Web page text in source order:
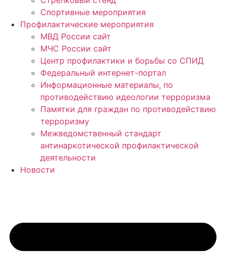
Спортивные мероприятия
Профилактические мероприятия
МВД России сайт
МЧС России сайт
Центр профилактики и борьбы со СПИД
Федеральный интернет-портал
Информационные материалы, по
противодействию идеологии терроризма
Памятки для граждан по противодействию
терроризму
Межведомственный стандарт
антинаркотической профилактической
деятельности
Новости